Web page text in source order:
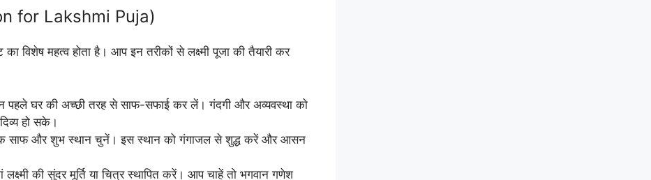
for Lakshmi Puja)
विशेष महत्व होता है। आप इन तरीकों से लक्ष्मी पूजा की तैयारी कर
पहले घर की अच्छी तरह से साफ-सफाई कर लें। गंदगी और अव्यवस्था को
हो सके।
साफ और शुभ स्थान चुनें। इस स्थान को गंगाजल से शुद्ध करें और आसन
लक्ष्मी की सुंदर मूर्ति या चित्र स्थापित करें। आप चाहें तो भगवान गणेश